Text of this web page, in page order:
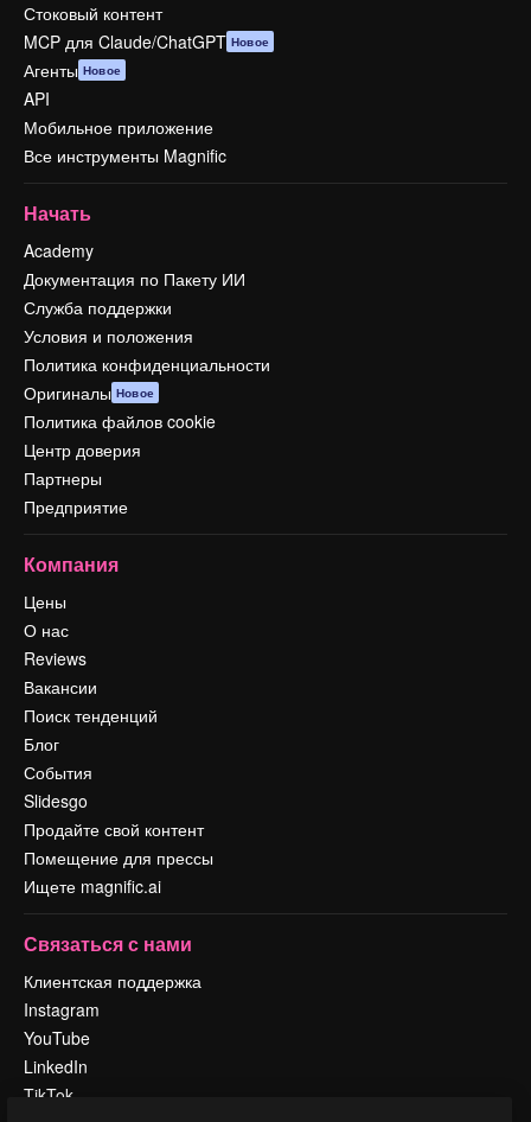
Стоковый контент
MCP для Claude/ChatGPT Новое
Агенты Новое
API
Мобильное приложение
Все инструменты Magnific
Начать
Academy
Документация по Пакету ИИ
Служба поддержки
Условия и положения
Политика конфиденциальности
Оригиналы Новое
Политика файлов cookie
Центр доверия
Партнеры
Предприятие
Компания
Цены
О нас
Reviews
Вакансии
Поиск тенденций
Блог
События
Slidesgo
Продайте свой контент
Помещение для прессы
Ищете magnific.ai
Связаться с нами
Клиентская поддержка
Instagram
YouTube
LinkedIn
TikTok